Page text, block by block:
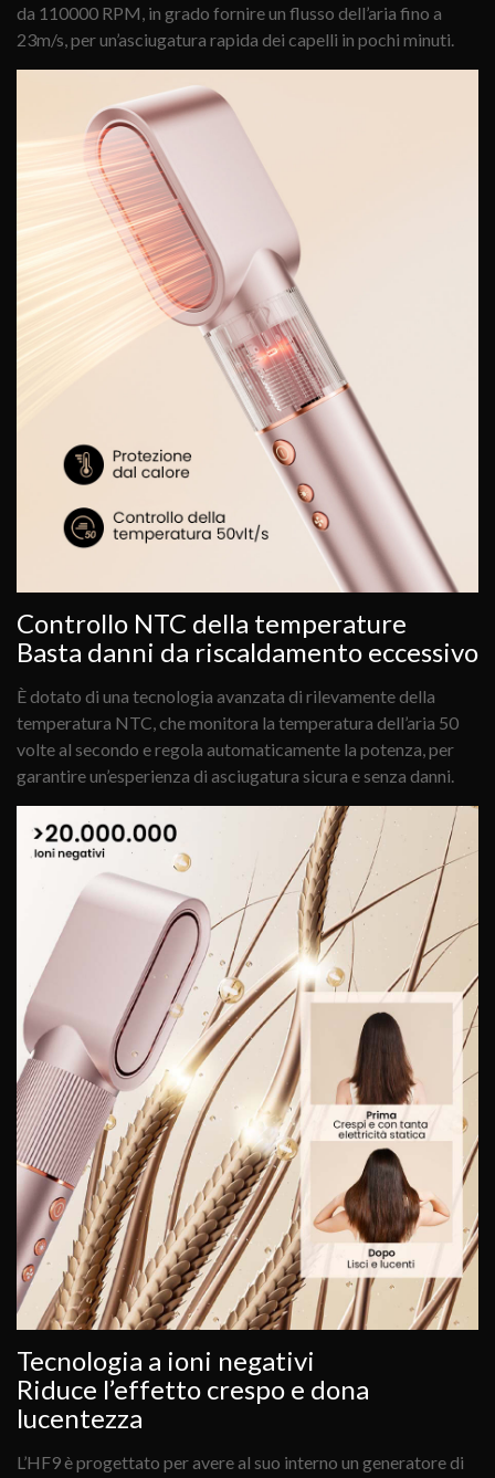
da 110000 RPM, in grado fornire un flusso dell’aria fino a
23m/s, per un’asciugatura rapida dei capelli in pochi minuti.
Controllo NTC della temperature
Basta danni da riscaldamento eccessivo
È dotato di una tecnologia avanzata di rilevamente della
temperatura NTC, che monitora la temperatura dell’aria 50
volte al secondo e regola automaticamente la potenza, per
garantire un’esperienza di asciugatura sicura e senza danni.
Tecnologia a ioni negativi
Riduce l’effetto crespo e dona
lucentezza
L’HF9 è progettato per avere al suo interno un generatore di